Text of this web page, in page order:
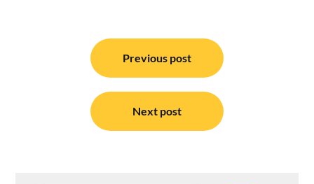
Previous post
Next post